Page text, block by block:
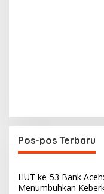
Pos-pos Terbaru
HUT ke-53 Bank
Menumbuhkan